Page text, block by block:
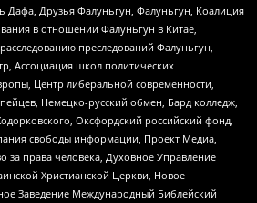
Дафа, Друзья Фалуньгун, Фалуньгун, Коалиция
в отношении Фалуньгун в Китае,
преследований Фалуньгун,
Ассоциация школ политических
Центр либеральной современности,
Немецко-русский обмен, Бард колледж,
Оксфордский российский фонд,
свободы информации, Проект Медиа,
за права человека, Духовное Управление
Христианской Церкви, Новое
Заведение Международный Библейский